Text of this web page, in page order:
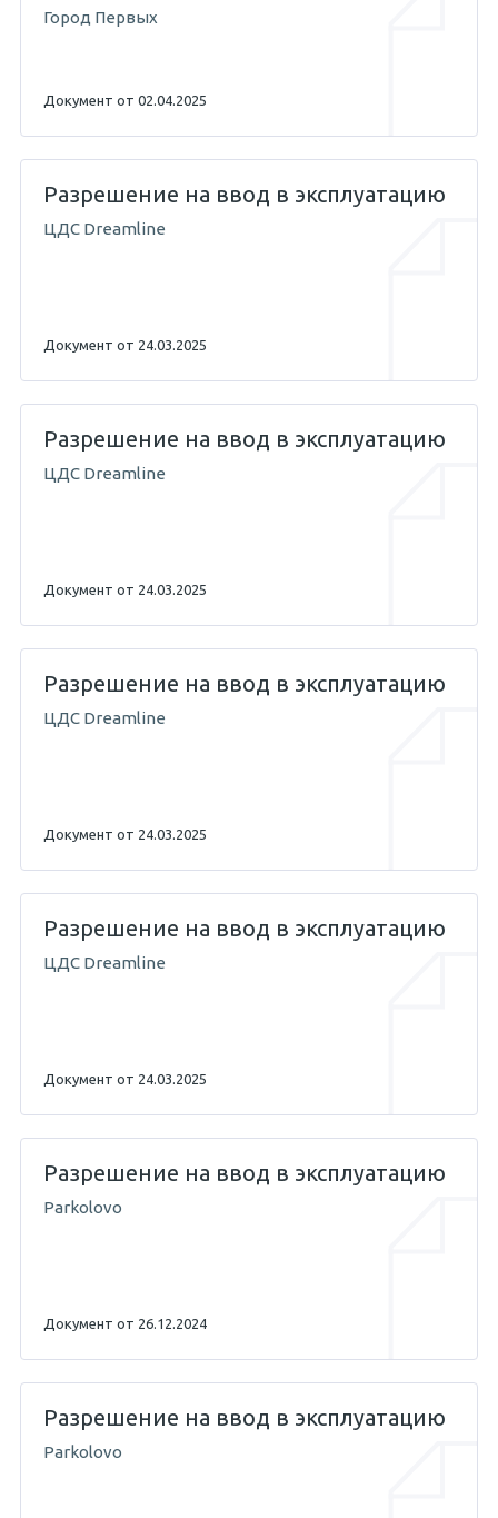
Город Первых
Документ от 02.04.2025
Разрешение на ввод в эксплуатацию
ЦДС Dreamline
Документ от 24.03.2025
Разрешение на ввод в эксплуатацию
ЦДС Dreamline
Документ от 24.03.2025
Разрешение на ввод в эксплуатацию
ЦДС Dreamline
Документ от 24.03.2025
Разрешение на ввод в эксплуатацию
ЦДС Dreamline
Документ от 24.03.2025
Разрешение на ввод в эксплуатацию
Parkolovo
Документ от 26.12.2024
Разрешение на ввод в эксплуатацию
Parkolovo